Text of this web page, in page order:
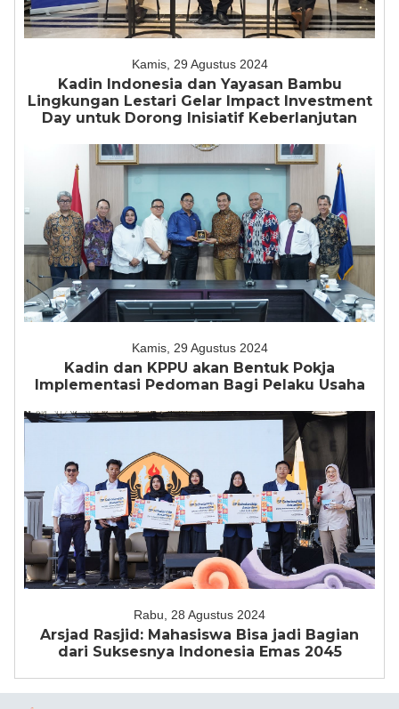
Kamis, 29 Agustus 2024
Kadin Indonesia dan Yayasan Bambu
Lingkungan Lestari Gelar Impact Investment
Day untuk Dorong Inisiatif Keberlanjutan
Kamis, 29 Agustus 2024
Kadin dan KPPU akan Bentuk Pokja
Implementasi Pedoman Bagi Pelaku Usaha
Rabu, 28 Agustus 2024
Arsjad Rasjid: Mahasiswa Bisa jadi Bagian
dari Suksesnya Indonesia Emas 2045